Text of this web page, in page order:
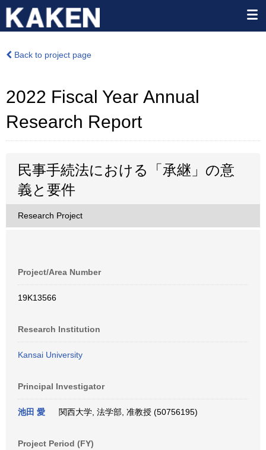
Back to project page
2022 Fiscal Year Annual
Research Report
民事手続法における「承継」の意
義と要件
Research Project
Project/Area Number
19K13566
Research Institution
Kansai University
Principal Investigator
池田 愛 関西大学, 法学部, 准教授 (50756195)
Project Period (FY)